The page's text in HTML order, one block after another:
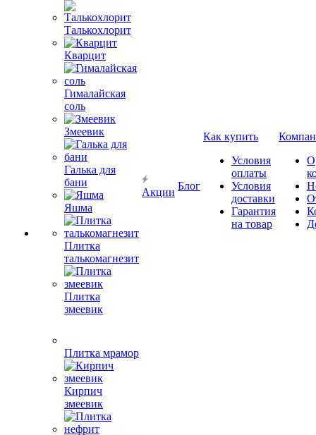
Талькохлорит
Кварцит
Гималайская
соль
Змеевик
Галька для
бани
Яшма
Плитка
талькомагнезит
Плитка
змеевик
Плитка мрамор
Кирпич
змеевик
Акции
Блог
Как купить
Условия
оплаты
Условия
доставки
Гарантия
на товар
О